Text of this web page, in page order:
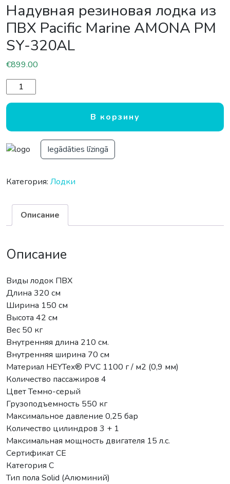
Надувная резиновая лодка из
ПВХ Pacific Marine AMONA PM
SY-320AL
€899.00
Количество товара Надувная резиновая лодка из ПВХ
В корзину
Iegādāties līzingā
Категория: Лодки
Описание
Описание
Виды лодок ПВХ
Длина 320 см
Ширина 150 см
Высота 42 см
Вес 50 кг
Внутренняя длина 210 см.
Внутренняя ширина 70 см
Материал HEYTex® PVC 1100 г / м2 (0,9 мм)
Количество пассажиров 4
Цвет Темно-серый
Грузоподъемность 550 кг
Максимальное давление 0,25 бар
Количество цилиндров 3 + 1
Максимальная мощность двигателя 15 л.с.
Сертификат CE
Категория C
Тип пола Solid (Алюминий)